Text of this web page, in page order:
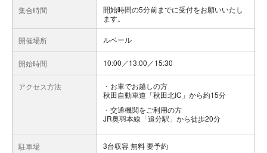
集合時間
開始時間の5分前までに受付をお願いいたし
ます。
開催場所 ルベール
開始時間 10:00／13:00／15:30
アクセス方法
お車でお越しの方
秋田自動車道「秋田北IC」から約15分
交通機関をご利用の方
JR奥羽本線「追分駅」から徒歩20分
駐車場 3台収容 無料 要予約